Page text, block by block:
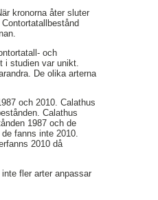
kronorna åter sluter
och
i studien var unikt.
De olika arterna
och 2010. Calathus
Calathus
1987 och de
fanns inte 2010.
2010 då
fler arter anpassar